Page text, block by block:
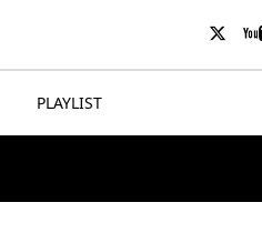
PLAYLIST